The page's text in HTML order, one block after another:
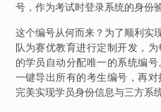
号，作为考试时登录系统的身份
这个编号从何而来？为了顺利实
队为赛优教育进行定制开发，
的学员自动分配唯一的系统编
一键导出所有的考生编号，再
完美实现学员身份信息与三方系